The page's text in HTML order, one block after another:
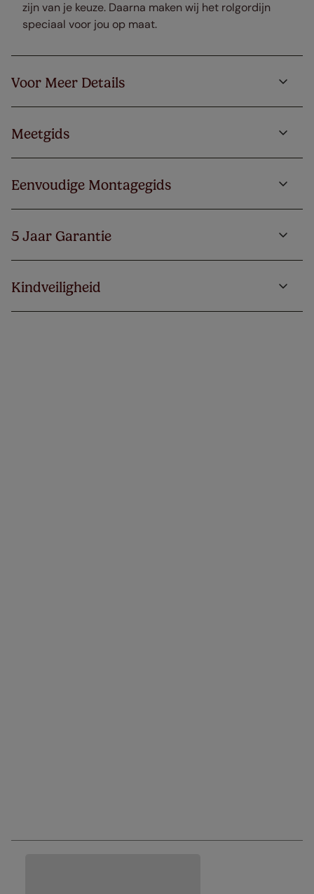
zijn van je keuze. Daarna maken wij het rolgordijn
speciaal voor jou op maat.
Voor Meer Details
Meetgids
Eenvoudige Montagegids
5 Jaar Garantie
Kindveiligheid